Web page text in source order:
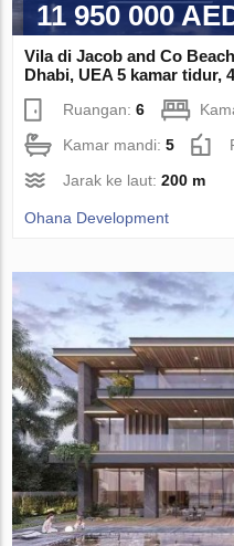
11 950 000
Vila di Jacob and Co
Dhabi, UEA 5 kamar tidur,
Ruangan:6
Kamar mandi:5
Jarak ke laut:200 m
Ohana Development